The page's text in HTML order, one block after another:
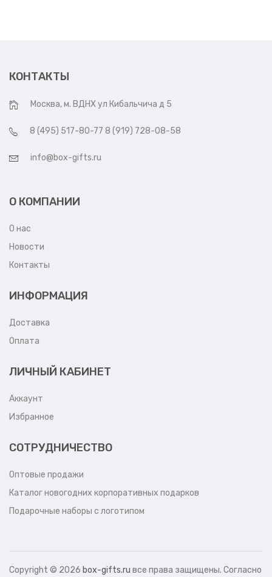
КОНТАКТЫ
Москва, м. ВДНХ ул Кибальчича д 5
8 (495) 517-80-77 8 (919) 728-08-58
info@box-gifts.ru
О КОМПАНИИ
О нас
Новости
Контакты
ИНФОРМАЦИЯ
Доставка
Оплата
ЛИЧНЫЙ КАБИНЕТ
Аккаунт
Избранное
СОТРУДНИЧЕСТВО
Оптовые продажи
Каталог новогодних корпоративных подарков
Подарочные наборы с логотипом
Copyright © 2026 box-gifts.ru все права защищены. Согласно